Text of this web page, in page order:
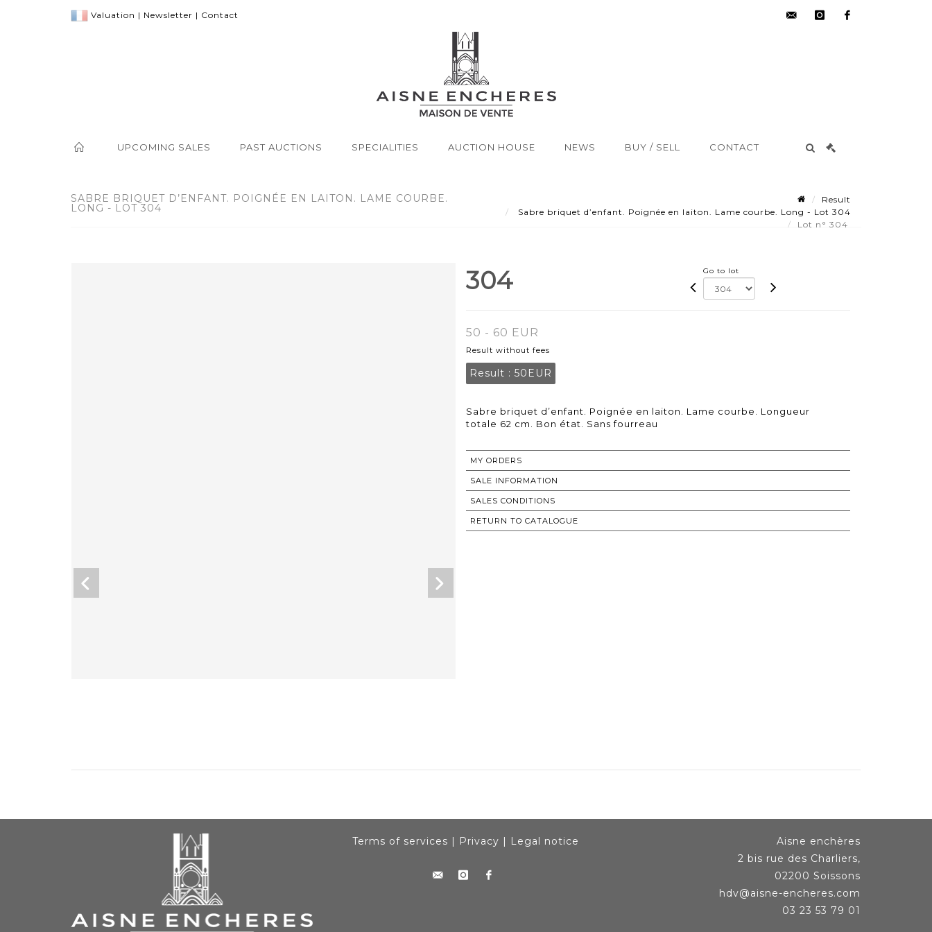
Valuation | Newsletter | Contact
UPCOMING SALES PAST AUCTIONS SPECIALITIES AUCTION HOUSE NEWS BUY / SELL CONTACT
SABRE BRIQUET D’ENFANT. POIGNÉE EN LAITON. LAME COURBE.
LONG - LOT 304
Result
Sabre briquet d’enfant. Poignée en laiton. Lame courbe. Long - Lot 304
Lot n° 304
304 Go to lot
50 - 60 EUR
Result without fees
Result : 50EUR
Sabre briquet d’enfant. Poignée en laiton. Lame courbe. Longueur
totale 62 cm. Bon état. Sans fourreau
MY ORDERS
SALE INFORMATION
SALES CONDITIONS
RETURN TO CATALOGUE
Terms of services | Privacy | Legal notice
Aisne enchères
2 bis rue des Charliers,
02200 Soissons
hdv@aisne-encheres.com
03 23 53 79 01